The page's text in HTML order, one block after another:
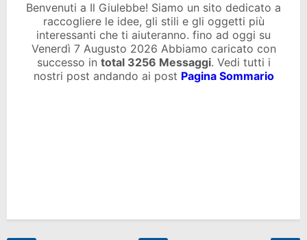
Benvenuti a Il Giulebbe! Siamo un sito dedicato a
raccogliere le idee, gli stili e gli oggetti più
interessanti che ti aiuteranno. fino ad oggi su
Venerdì 7 Augusto 2026 Abbiamo caricato con
successo in total 3256 Messaggi. Vedi tutti i
nostri post andando ai post Pagina Sommario